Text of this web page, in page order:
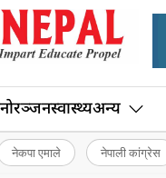
स्वास्थ्यअन्य
नेकपा एमाले नेपाली कांग्रेस